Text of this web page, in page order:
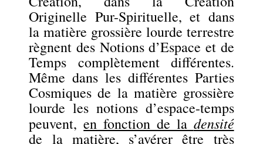
Originelle Pur-Spirituelle, et dans
la matière grossière lourde terrestre
règnent des Notions d’Espace et de
Temps complètement différentes.
Même dans les différentes Parties
Cosmiques de la matière grossière
lourde les notions d’espace-temps
peuvent,en fonction de la densité
de la matière, s’avérerêtre très